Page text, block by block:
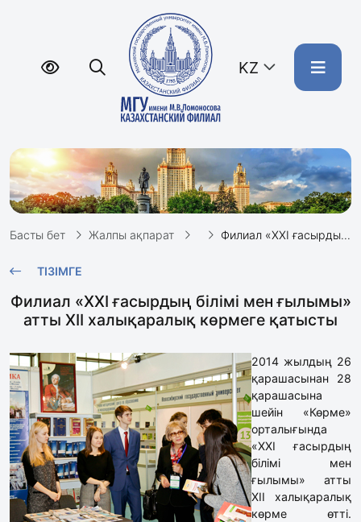
KZ
Басты бет Жалпы ақпарат Филиал «ХХІ ғасырдың білімі мен ғылымы» атты XII халықаралық көрмеге қатысты
ТІЗІМГЕ
Филиал «ХХІ ғасырдың білімі мен ғылымы»
атты XII халықаралық көрмеге қатысты
2014 жылдың 26
қарашасынан 28
қарашасына
шейін «Көрме»
орталығында
«ХХІ ғасырдың
білімі мен
ғылымы» атты
ХІІ халықаралық
көрме өтті.